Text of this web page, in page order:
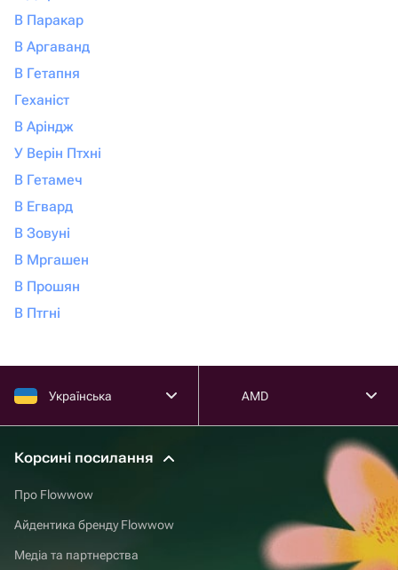
В Паракар
В Аргаванд
В Гетапня
Геханіст
В Аріндж
У Верін Птхні
В Гетамеч
В Егвард
В Зовуні
В Мргашен
В Прошян
В Птгні
Українська AMD
Корсині посилання
Про Flowwow
Айдентика бренду Flowwow
Медіа та партнерства